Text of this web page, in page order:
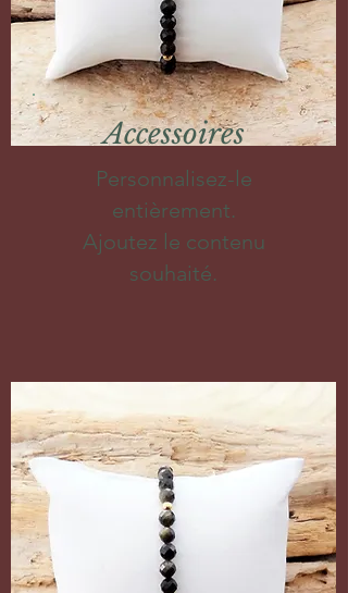
Accessoires
Personnalisez-le
entièrement.
Ajoutez le contenu
souhaité.